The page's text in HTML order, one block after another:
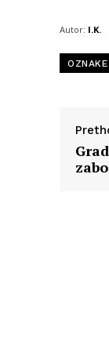
Autor: I.K.
OZNAKE